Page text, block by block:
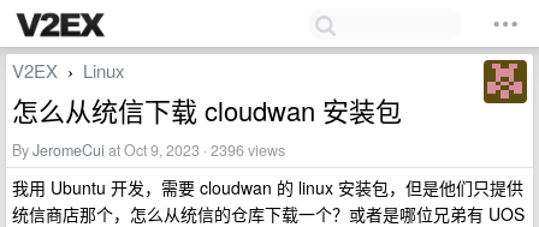
V2EX › Linux
怎么从统信下载 cloudwan 安装包
ByJeromeCui at Oct 9, 2023 · 2396 views
我用 Ubuntu 开发，需要 cloudwan 的 linux 安装包，但是他们只提供
统信商店那个，怎么从统信的仓库下载一个？或者是哪位兄弟有 UOS